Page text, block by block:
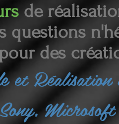
de
questions
des
et